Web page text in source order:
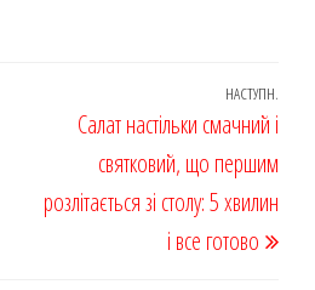
НАСТУПН.
Салат настільки смачний і
святковий, що першим
розлітається зі столу: 5 хвилин
і все готово